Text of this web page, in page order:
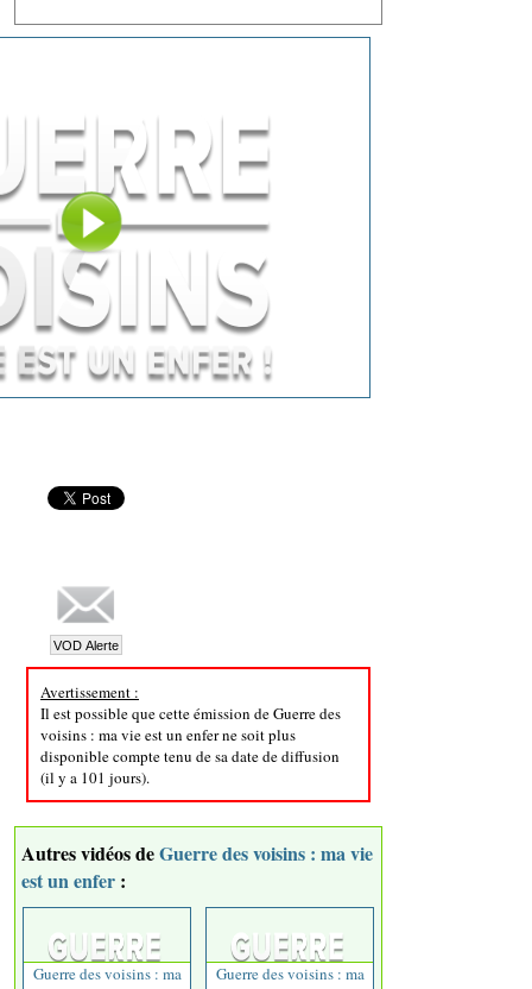
Avertissement :
Il est possible que cette émission de Guerre des
voisins : ma vie est un enfer ne soit plus
disponible compte tenu de sa date de diffusion
(il y a 101 jours).
Autres vidéos deGuerre des voisins : ma vie
est un enfer :
Guerre des voisins : ma
Guerre des voisins : ma